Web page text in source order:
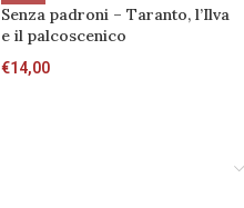
Senza padroni – Taranto, l’Ilva
e il palcoscenico
€14,00